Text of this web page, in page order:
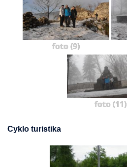
foto (9)
foto (11)
Cyklo turistika